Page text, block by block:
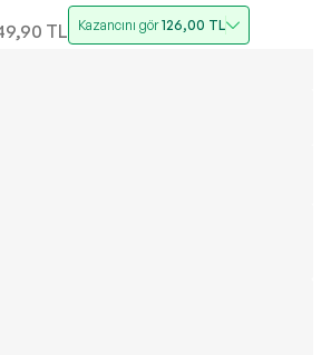
TL Kazancını gör126,00 TL